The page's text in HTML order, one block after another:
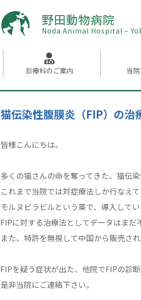
野田動物病院
Noda Animal Hospital –
診療科の ご案内 当
猫伝染性腹膜炎（FIP）の治
皆様こんにちは。
多くの猫さんの命を奪ってきた、猫伝
これまで当院では対症療法しか行なえ
モルヌピラビルという薬で、導入して
FIPに対する治療法としてデータはまだ
また、特許を無視して中国から販売さ
FIPを疑う症状が出た、他院でFIPの診
是非当院にご連絡下さい。